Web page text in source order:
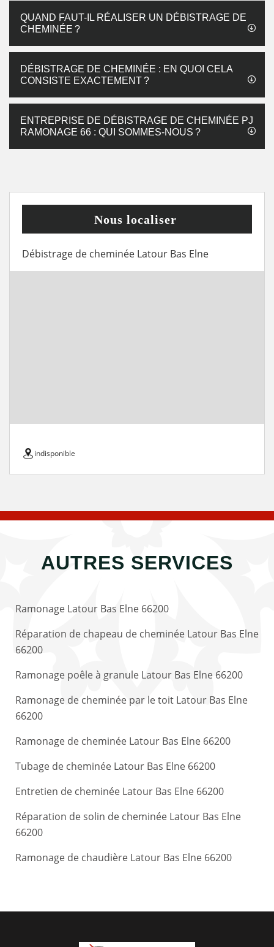
QUAND FAUT-IL RÉALISER UN DÉBISTRAGE DE
CHEMINÉE ?
DÉBISTRAGE DE CHEMINÉE : EN QUOI CELA
CONSISTE EXACTEMENT ?
ENTREPRISE DE DÉBISTRAGE DE CHEMINÉE PJ
RAMONAGE 66 : QUI SOMMES-NOUS ?
Nous localiser
Débistrage de cheminée Latour Bas Elne
indisponible
AUTRES SERVICES
Ramonage Latour Bas Elne 66200
Réparation de chapeau de cheminée Latour Bas Elne
66200
Ramonage poêle à granule Latour Bas Elne 66200
Ramonage de cheminée par le toit Latour Bas Elne
66200
Ramonage de cheminée Latour Bas Elne 66200
Tubage de cheminée Latour Bas Elne 66200
Entretien de cheminée Latour Bas Elne 66200
Réparation de solin de cheminée Latour Bas Elne
66200
Ramonage de chaudière Latour Bas Elne 66200